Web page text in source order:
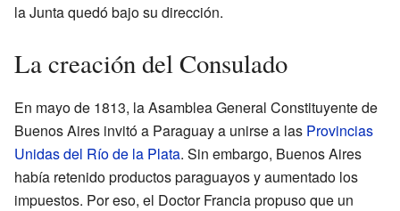
la Junta quedó bajo su dirección.
La creación del Consulado
En mayo de 1813, la Asamblea General Constituyente de
Buenos Aires invitó a Paraguay a unirse a las Provincias
Unidas del Río de la Plata. Sin embargo, Buenos Aires
había retenido productos paraguayos y aumentado los
impuestos. Por eso, el Doctor Francia propuso que un